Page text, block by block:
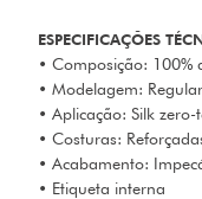
ESPECIFICAÇÕES
• Composição: 100%
• Modelagem: Regular
• Aplicação: Silk zero-
• Costuras:
• Acabamento:
• Etiqueta interna